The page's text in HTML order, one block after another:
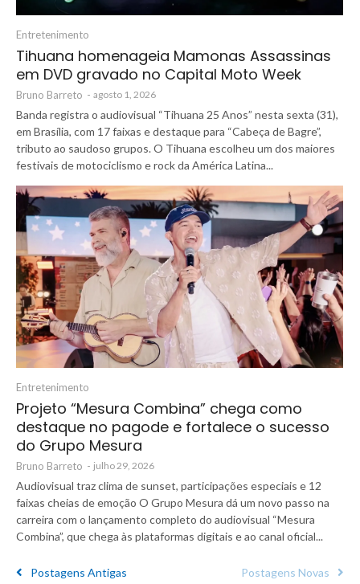
Entretenimento
Tihuana homenageia Mamonas Assassinas
em DVD gravado no Capital Moto Week
Bruno Barreto - agosto 1, 2026
Banda registra o audiovisual “Tihuana 25 Anos” nesta sexta (31),
em Brasília, com 17 faixas e destaque para “Cabeça de Bagre”,
tributo ao saudoso grupos. O Tihuana escolheu um dos maiores
festivais de motociclismo e rock da América Latina...
Entretenimento
Projeto “Mesura Combina” chega como
destaque no pagode e fortalece o sucesso
do Grupo Mesura
Bruno Barreto - julho 29, 2026
Audiovisual traz clima de sunset, participações especiais e 12
faixas cheias de emoção O Grupo Mesura dá um novo passo na
carreira com o lançamento completo do audiovisual “Mesura
Combina”, que chega às plataformas digitais e ao canal oficial...
Postagens Antigas Postagens Novas